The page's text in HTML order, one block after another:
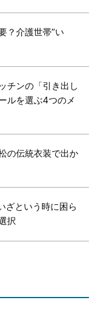
？介護世帯”い
チンの「引き出し
ルを選ぶ4つのメ
の伝統衣装で出か
ざという時に困ら
択